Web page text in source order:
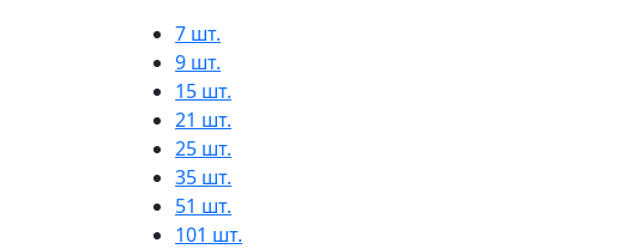
7 шт.
9 шт.
15 шт.
21 шт.
25 шт.
35 шт.
51 шт.
101 шт.